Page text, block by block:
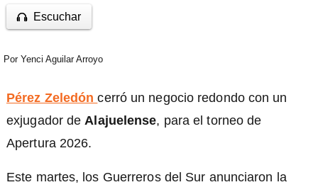
Escuchar
Por Yenci Aguilar Arroyo
Pérez Zeledóncerró un negocio redondo con un
exjugador deAlajuelense, para el torneo de
Apertura 2026.
Este martes, los Guerreros del Sur anunciaron la